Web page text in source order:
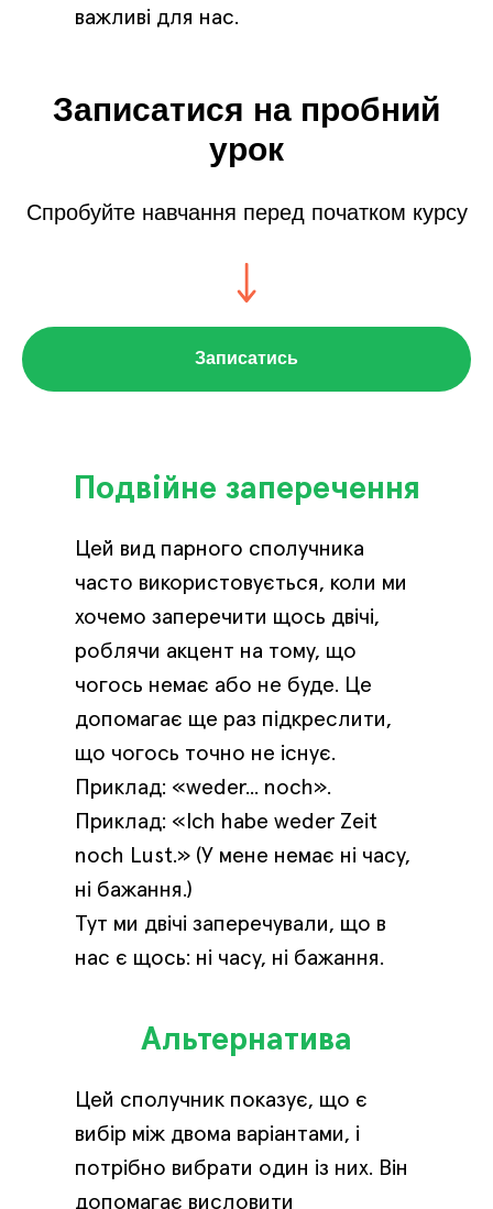
важливі для нас.
Записатися на пробний
урок
Спробуйте навчання перед початком курсу
Записатись
Цей вид парного сполучника
часто використовується, коли ми
хочемо заперечити щось двічі,
роблячи акцент на тому, що
чогось немає або не буде. Це
допомагає ще раз підкреслити,
що чогось точно не існує.
Приклад: «weder... noch».
Приклад: «Ich habe weder Zeit
noch Lust.» (У мене немає ні часу,
ні бажання.)
Тут ми двічі заперечували, що в
нас є щось: ні часу, ні бажання.
Подвійне заперечення
Цей сполучник показує, що є
вибір між двома варіантами, і
потрібно вибрати один із них. Він
допомагає висловити
Альтернатива